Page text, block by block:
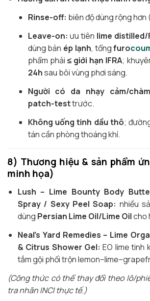
Rinse-off: biên độ dùng rộng hơn
Leave-on: ưu tiên lime
dùng bản ép lạnh, tổngfuro
phẩm phải ≤ giới hạn IFRA;
24hsau bôi vùng phơi sáng.
Người có da nhạy cảm/
patch-testtrước.
Không uống tinh dầu thô;
tán cần phòng thoáng khí.
8) Thương hiệu & sản phẩm
minh họa)
Lush – Lime Bounty Body
Spray / Sexy Peel Soap: nhiều
dùng Persian Lime Oil/Lime Oilcho
Neal’s Yard Remedies – Lime
& Citrus Shower Gel: EO lime tinh
tắm gội phối trộn
(Công thức có thể thay đổi theo lô/
tra nhãn INCI thực tế.)